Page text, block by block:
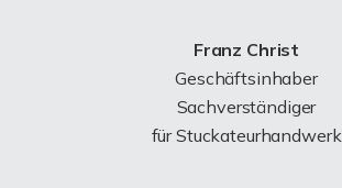
Franz Christ
Geschäftsinhaber
Sachverständiger
für Stuckateurhandwerk